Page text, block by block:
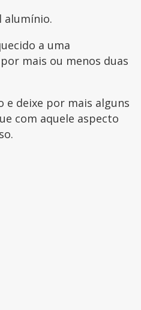
alumínio.
a uma
mais ou menos duas
e deixe por mais alguns
com aquele aspecto